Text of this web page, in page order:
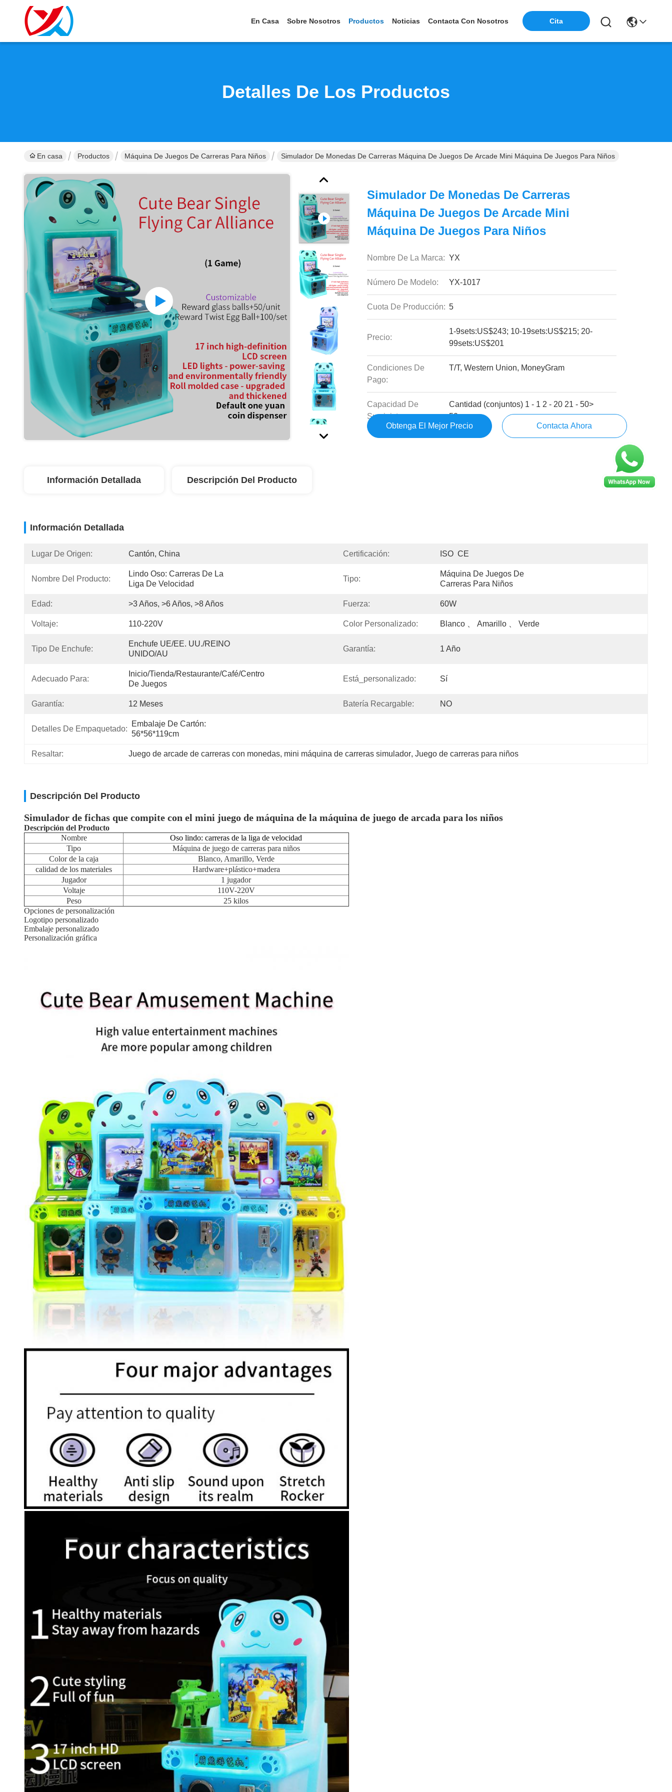
En Casa Sobre Nosotros Productos Noticias Contacta Con Nosotros Cita
Detalles De Los Productos
En casa Productos Máquina De Juegos De Carreras Para Niños Simulador De Monedas De Carreras Máquina De Juegos De Arcade Mini Máquina De Juegos Para Niños
Simulador De Monedas De Carreras
Máquina De Juegos De Arcade Mini
Máquina De Juegos Para Niños
Nombre De La Marca: YX
Número De Modelo: YX-1017
Cuota De Producción: 5
Precio:
1-9sets:US$243; 10-19sets:US$215; 20-
99sets:US$201
Condiciones De
Pago:
T/T, Western Union, MoneyGram
Capacidad De
Suministro:
Cantidad (conjuntos) 1 - 1 2 - 20 21 - 50>
50
Obtenga El Mejor Precio
Contacta Ahora
Información Detallada Descripción Del Producto
Información Detallada
Lugar De Origen: Cantón, China Certificación: ISO  CE
Nombre Del Producto:
Lindo Oso: Carreras De La
Liga De Velocidad
Tipo:
Máquina De Juegos De
Carreras Para Niños
Edad: >3 Años, >6 Años, >8 Años Fuerza: 60W
Voltaje: 110-220V Color Personalizado: Blanco 、 Amarillo 、 Verde
Tipo De Enchufe:
Enchufe UE/EE. UU./REINO
UNIDO/AU
Garantía: 1 Año
Adecuado Para:
Inicio/Tienda/Restaurante/Café/Centro
De Juegos
Está_personalizado: Sí
Garantía: 12 Meses Batería Recargable: NO
Detalles De Empaquetado:
Embalaje De Cartón:
56*56*119cm
Resaltar: Juego de arcade de carreras con monedas, mini máquina de carreras simulador, Juego de carreras para niños
Descripción Del Producto
Simulador de fichas que compite con el mini juego de máquina de la máquina de juego de arcada para los niños
Descripción del Producto
Nombre
Oso lindo: carreras de la liga de velocidad
Tipo
Máquina de juego de carreras para niños
Color de la caja
Blanco, Amarillo, Verde
calidad de los materiales
Hardware+plástico+madera
Jugador
1 jugador
Voltaje
110V-220V
Peso
25 kilos
Opciones de personalización
Logotipo personalizado
Embalaje personalizado
Personalización gráfica